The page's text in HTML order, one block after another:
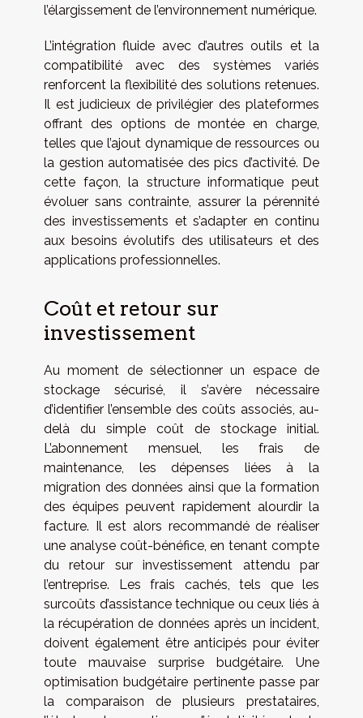
l’élargissement de l’environnement numérique.
L’intégration fluide avec d’autres outils et la
compatibilité avec des systèmes variés
renforcent la flexibilité des solutions retenues.
Il est judicieux de privilégier des plateformes
offrant des options de montée en charge,
telles que l’ajout dynamique de ressources ou
la gestion automatisée des pics d’activité. De
cette façon, la structure informatique peut
évoluer sans contrainte, assurer la pérennité
des investissements et s’adapter en continu
aux besoins évolutifs des utilisateurs et des
applications professionnelles.
Coût et retour sur
investissement
Au moment de sélectionner un espace de
stockage sécurisé, il s’avère nécessaire
d’identifier l’ensemble des coûts associés, au-
delà du simple coût de stockage initial.
L’abonnement mensuel, les frais de
maintenance, les dépenses liées à la
migration des données ainsi que la formation
des équipes peuvent rapidement alourdir la
facture. Il est alors recommandé de réaliser
une analyse coût-bénéfice, en tenant compte
du retour sur investissement attendu par
l’entreprise. Les frais cachés, tels que les
surcoûts d’assistance technique ou ceux liés à
la récupération de données après un incident,
doivent également être anticipés pour éviter
toute mauvaise surprise budgétaire. Une
optimisation budgétaire pertinente passe par
la comparaison de plusieurs prestataires,